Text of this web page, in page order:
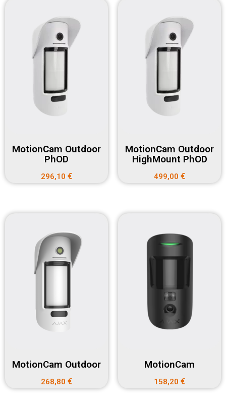
MotionCam Outdoor
PhOD
296,10 €
MotionCam Outdoor
HighMount PhOD
499,00 €
MotionCam Outdoor
268,80 €
MotionCam
158,20 €